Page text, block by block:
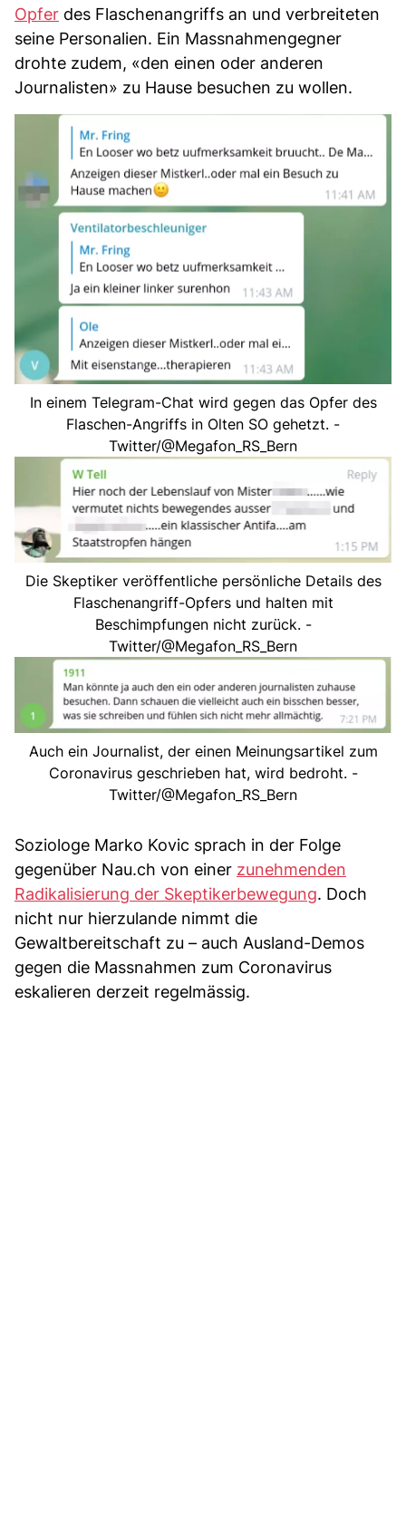
Opfer des Flaschenangriffs an und verbreiteten
seine Personalien. Ein Massnahmengegner
drohte zudem, «den einen oder anderen
Journalisten» zu Hause besuchen zu wollen.
In einem Telegram-Chat wird gegen das Opfer des
Flaschen-Angriffs in Olten SO gehetzt. -
Twitter/@Megafon_RS_Bern
Die Skeptiker veröffentliche persönliche Details des
Flaschenangriff-Opfers und halten mit
Beschimpfungen nicht zurück. -
Twitter/@Megafon_RS_Bern
Auch ein Journalist, der einen Meinungsartikel zum
Coronavirus geschrieben hat, wird bedroht. -
Twitter/@Megafon_RS_Bern
Soziologe Marko Kovic sprach in der Folge
gegenüber Nau.ch von einer zunehmenden
Radikalisierung der Skeptikerbewegung. Doch
nicht nur hierzulande nimmt die
Gewaltbereitschaft zu – auch Ausland-Demos
gegen die Massnahmen zum Coronavirus
eskalieren derzeit regelmässig.